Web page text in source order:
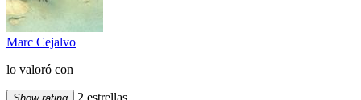
Marc Cejalvo
lo valoró con